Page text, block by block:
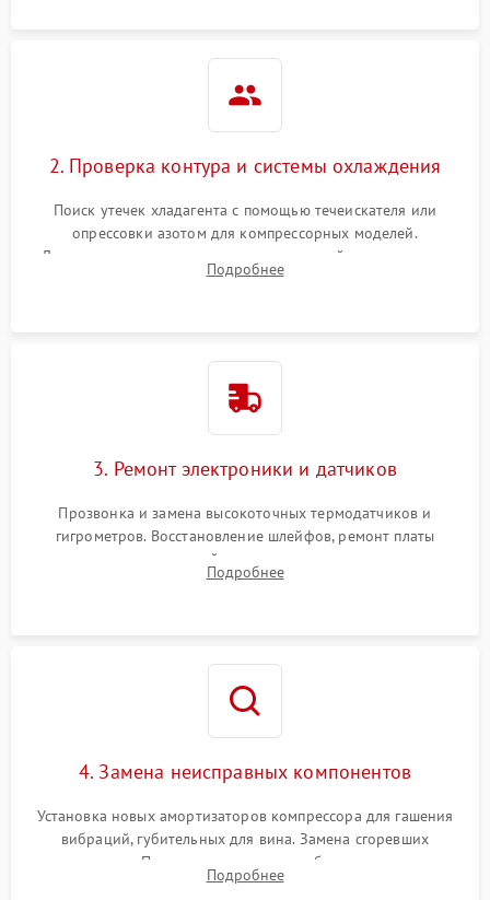
2. Проверка контура и системы охлаждения
Поиск утечек хладагента с помощью течеискателя или
опрессовки азотом для компрессорных моделей.
Диагностика термоэлектрических модулей, радиаторов и
кулеров на предмет перегрева или выхода из строя.
Подробнее
3. Ремонт электроники и датчиков
Прозвонка и замена высокоточных термодатчиков и
гигрометров. Восстановление шлейфов, ремонт платы
управления, отвечающей за поддержание микроклимата.
Проверка систем защиты от УФ-излучения и подсветки.
Подробнее
4. Замена неисправных компонентов
Установка новых амортизаторов компрессора для гашения
вибраций, губительных для вина. Замена сгоревших
элементов Пельтье, вентиляторов обдува, угольных
фильтров или поврежденных уплотнителей дверцы.
Подробнее